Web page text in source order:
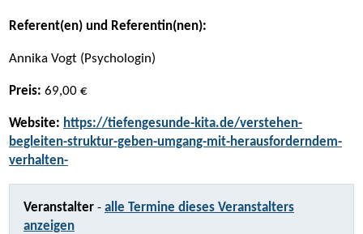
Referent(en) und Referentin(nen):
Annika Vogt (Psychologin)
Preis: 69,00 €
Website: https://tiefengesunde-kita.de/verstehen-
begleiten-struktur-geben-umgang-mit-herausforderndem-
verhalten-
Veranstalter - alle Termine dieses Veranstalters
anzeigen